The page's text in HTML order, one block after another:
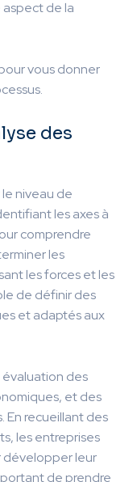
de la
vous donner
des
niveau de
les axes à
comprendre
les
les forces et les
de définir des
et adaptés aux
des
et des
En recueillant des
les entreprises
développer leur
de prendre